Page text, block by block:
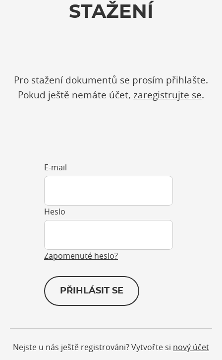
STAŽENÍ
Pro stažení dokumentů se prosím přihlašte.
Pokud ještě nemáte účet, zaregistrujte se.
E-mail
Heslo
Zapomenuté heslo?
PŘIHLÁSIT SE
Nejste u nás ještě registrováni? Vytvořte si nový účet